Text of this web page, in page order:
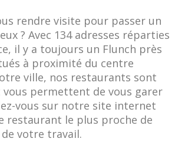
rendre visite pour passer un
? Avec 134 adresses réparties
il y a toujours un Flunch près
à proximité du centre
ville, nos restaurants sont
vous permettent de vous garer
vous sur notre site internet
restaurant le plus proche de
votre travail.